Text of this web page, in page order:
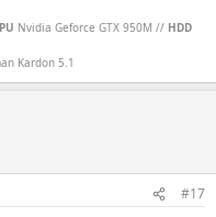
Nvidia Geforce GTX 950M // HDD
Kardon 5.1
#17